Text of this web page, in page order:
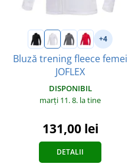
+4
Bluză trening fleece femei
JOFLEX
DISPONIBIL
marți 11. 8. la tine
131,00 lei
DETALII